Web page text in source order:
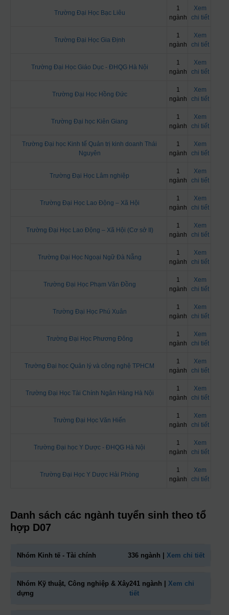
Trường Đại Học Bạc Liêu
1
ngành
Xem
chi tiết
Trường Đại Học Gia Định
1
ngành
Xem
chi tiết
Trường Đại Học Giáo Dục - ĐHQG Hà Nội
1
ngành
Xem
chi tiết
Trường Đại Học Hồng Đức
1
ngành
Xem
chi tiết
Trường Đại học Kiên Giang
1
ngành
Xem
chi tiết
Trường Đại học Kinh tế Quản trị kinh doanh Thái
Nguyên
1
ngành
Xem
chi tiết
Trường Đại Học Lâm nghiệp
1
ngành
Xem
chi tiết
Trường Đại Học Lao Động – Xã Hội
1
ngành
Xem
chi tiết
Trường Đại Học Lao Động – Xã Hội (Cơ sở II)
1
ngành
Xem
chi tiết
Trường Đại Học Ngoại Ngữ Đà Nẵng
1
ngành
Xem
chi tiết
Trường Đại Học Phạm Văn Đồng
1
ngành
Xem
chi tiết
Trường Đại Học Phú Xuân
1
ngành
Xem
chi tiết
Trường Đại Học Phương Đông
1
ngành
Xem
chi tiết
Trường Đại học Quản lý và công nghệ TPHCM
1
ngành
Xem
chi tiết
Trường Đại Học Tài Chính Ngân Hàng Hà Nội
1
ngành
Xem
chi tiết
Trường Đại Học Văn Hiến
1
ngành
Xem
chi tiết
Trường Đại học Y Dược - ĐHQG Hà Nội
1
ngành
Xem
chi tiết
Trường Đại Học Y Dược Hải Phòng
1
ngành
Xem
chi tiết
Danh sách các ngành tuyển sinh theo tổ
hợp D07
Nhóm Kinh tế - Tài chính 336 ngành | Xem chi tiết
Nhóm Kỹ thuật, Công nghiệp & Xây
dựng
241 ngành |Xem chi
tiết